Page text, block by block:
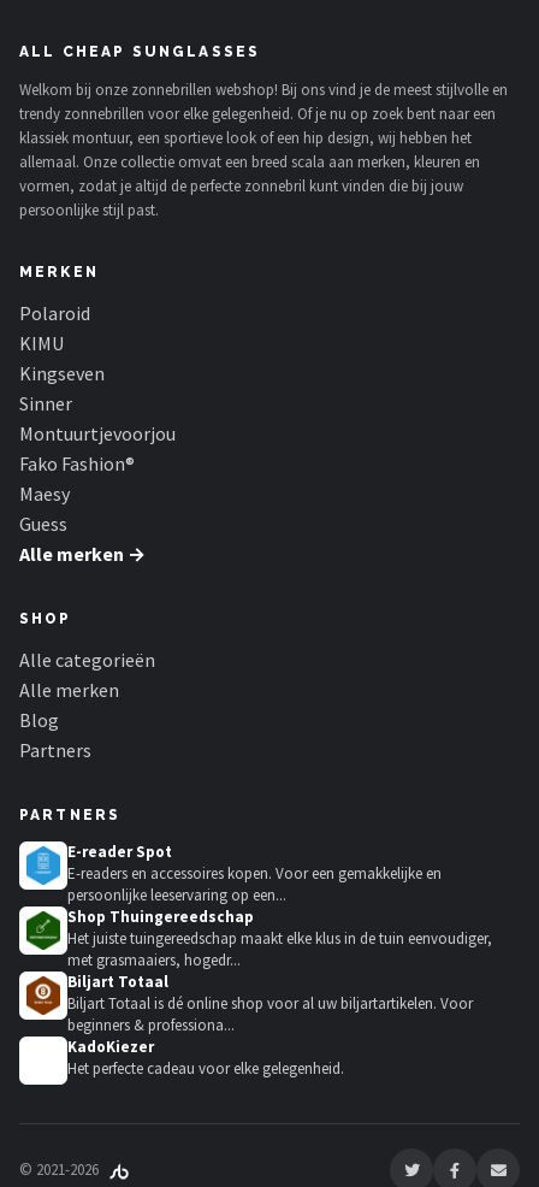
ALL CHEAP SUNGLASSES
Welkom bij onze zonnebrillen webshop! Bij ons vind je de meest stijlvolle en
trendy zonnebrillen voor elke gelegenheid. Of je nu op zoek bent naar een
klassiek montuur, een sportieve look of een hip design, wij hebben het
allemaal. Onze collectie omvat een breed scala aan merken, kleuren en
vormen, zodat je altijd de perfecte zonnebril kunt vinden die bij jouw
persoonlijke stijl past.
MERKEN
Polaroid
KIMU
Kingseven
Sinner
Montuurtjevoorjou
Fako Fashion®
Maesy
Guess
Alle merken →
SHOP
Alle categorieën
Alle merken
Blog
Partners
PARTNERS
E-reader Spot
E-readers en accessoires kopen. Voor een gemakkelijke en
persoonlijke leeservaring op een...
Shop Thuingereedschap
Het juiste tuingereedschap maakt elke klus in de tuin eenvoudiger,
met grasmaaiers, hogedr...
Biljart Totaal
Biljart Totaal is dé online shop voor al uw biljartartikelen. Voor
beginners & professiona...
KadoKiezer
Het perfecte cadeau voor elke gelegenheid.
© 2021-2026